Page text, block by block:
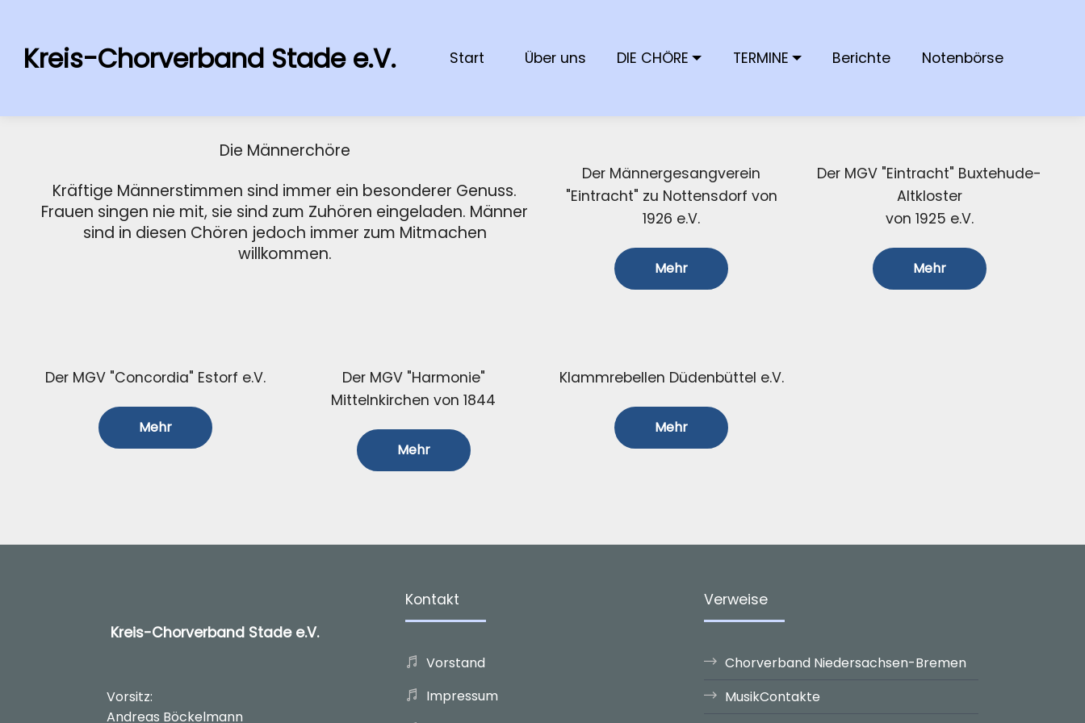
Kreis-Chorverband Stade e.V. Start Über uns DIE CHÖRE TERMINE Berichte Notenbörse
Die Männerchöre
Kräftige Männerstimmen sind immer ein besonderer Genuss.
Frauen singen nie mit, sie sind zum Zuhören eingeladen. Männer
sind in diesen Chören jedoch immer zum Mitmachen
willkommen.
Der Männergesangverein
"Eintracht" zu Nottensdorf von
1926 e.V.
Mehr
Der MGV "Eintracht" Buxtehude-
Altkloster
von 1925 e.V.
Mehr
Der MGV "Concordia" Estorf e.V.
Mehr
Der MGV "Harmonie"
Mittelnkirchen von 1844
Mehr
Klammrebellen Düdenbüttel e.V.
Mehr
Kreis-Chorverband Stade e.V.
Vorsitz:
Andreas Böckelmann
Kontakt
Vorstand
Impressum
Verweise
Chorverband Niedersachsen-Bremen
MusikContakte